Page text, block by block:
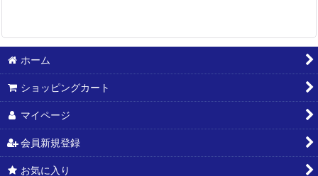
ホーム
ショッピングカート
マイページ
会員新規登録
お気に入り